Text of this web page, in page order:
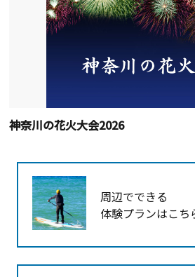
神奈川の花火大会2026
周辺でできる
体験プランはこち